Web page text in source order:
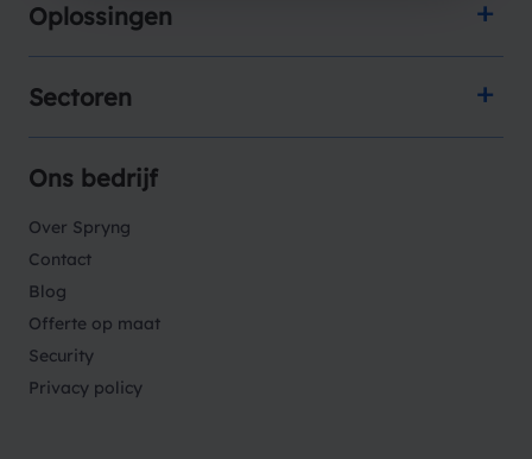
Oplossingen
Sectoren
Ons bedrijf
Over Spryng
Contact
Blog
Offerte op maat
Security
Privacy policy